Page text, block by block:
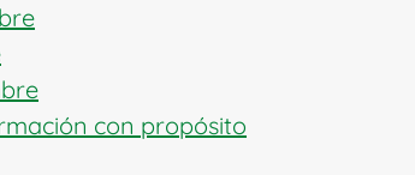
con propósito